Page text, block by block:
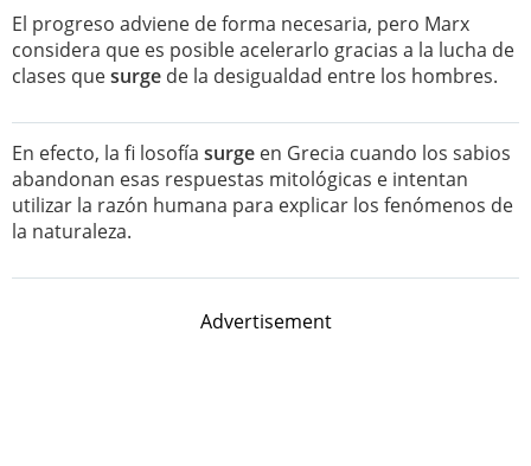
El progreso adviene de forma necesaria, pero Marx
considera que es posible acelerarlo gracias a la lucha de
clases quesurge de la desigualdad entre los hombres.
En efecto, la fi losofía surge en Grecia cuando los sabios
abandonan esas respuestas mitológicas e intentan
utilizar la razón humana para explicar los fenómenos de
la naturaleza.
Advertisement